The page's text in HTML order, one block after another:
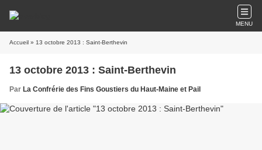
MENU
Accueil » 13 octobre 2013 : Saint-Berthevin
13 octobre 2013 : Saint-Berthevin
Par La Confrérie des Fins Goustiers du Haut-Maine et Pail